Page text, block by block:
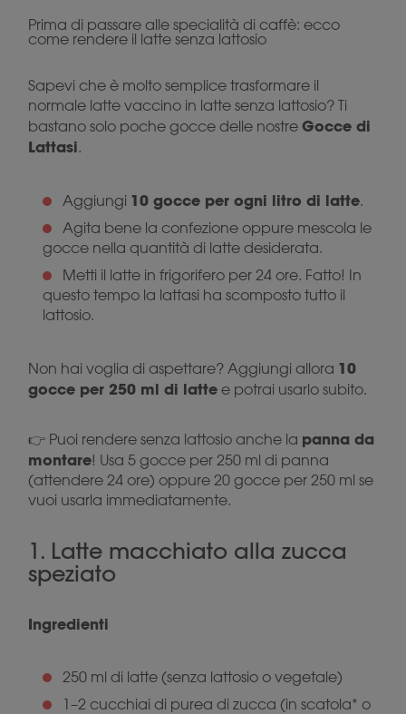
Prima di passare alle specialità di caffè: ecco
come rendere il latte senza lattosio
Sapevi che è molto semplice trasformare il
normale latte vaccino in latte senza lattosio? Ti
bastano solo poche gocce delle nostre Gocce di
Lattasi.
Aggiungi 10 gocce per ogni litro di latte.
Agita bene la confezione oppure mescola le
gocce nella quantità di latte desiderata.
Metti il latte in frigorifero per 24 ore. Fatto! In
questo tempo la lattasi ha scomposto tutto il
lattosio.
Non hai voglia di aspettare? Aggiungi allora 10
gocce per 250 ml di latte e potrai usarlo subito.
👉 Puoi rendere senza lattosio anche la panna da
montare! Usa 5 gocce per 250 ml di panna
(attendere 24 ore) oppure 20 gocce per 250 ml se
vuoi usarla immediatamente.
1. Latte macchiato alla zucca
speziato
Ingredienti
250 ml di latte (senza lattosio o vegetale)
1–2 cucchiai di purea di zucca (in scatola* o